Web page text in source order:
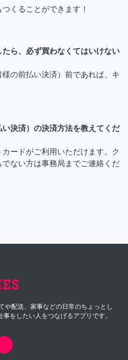
くることができます！
ら、必ず買わなくてはいけない
の前払い決済）前であれば、キ
決済）の決済方法を教えてくだ
ードがご利用いただけます。ク
ない方は事務局までご連絡くだ
や配送、家事などの日常のちょっとし
をしたい人をつなげるアプリです。